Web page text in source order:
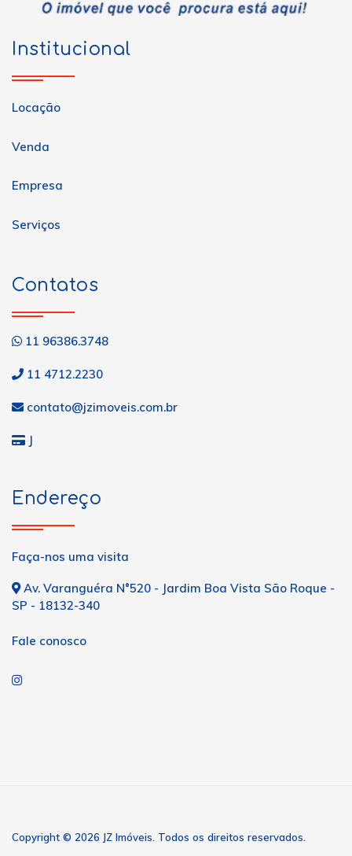
Institucional
Locação
Venda
Empresa
Serviços
Contatos
11 96386.3748
11 4712.2230
contato@jzimoveis.com.br
J
Endereço
Faça-nos uma visita
Av. Varanguéra N°520 - Jardim Boa Vista São Roque -
SP - 18132-340
Fale conosco
Copyright © 2026 JZ Imóveis. Todos os direitos reservados.